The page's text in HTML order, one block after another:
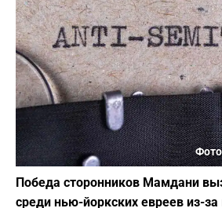
Победа сторонников Мамдани
среди нью-йоркских евреев из-